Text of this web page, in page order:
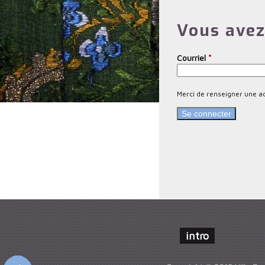
m
e
s
a
n
Vous
Courriel *
Merci de renseigner une
intro